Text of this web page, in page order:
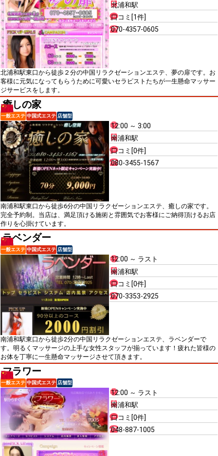
北浦和駅
口コミ[1件]
070-4357-0605
北浦和駅東口から徒歩２分の中国リラクゼーションエステ、夢の扉です。お
客様に元気になってもらうために可愛いセラピストたちが一生懸命マッサー
ジサービスをします。
癒しの家
一般エステ 中国式エステ 店舗型
12:00 ～ 3:00
南浦和駅
口コミ[0件]
080-3455-1567
南浦和駅東口から徒歩6分の中国リラクゼーションエステ、癒しの家です。
完全予約制。当店は、満足頂ける施術と雰囲気でお客様にご納得頂けるお店
作りを心掛けています。
ラベンダー
一般エステ 中国式エステ 店舗型
12:00 ～ ラスト
南浦和駅
口コミ[0件]
070-3353-2925
南浦和駅東口から徒歩2分の中国リラクゼーションエステ、ラベンダーで
す。明るくマッサージの上手な女性スタッフが揃っています！疲れた皆様の
お体を丁寧に一生懸命マッサージさせて頂きます。
フラワー
一般エステ 中国式エステ 店舗型
12:00 ～ ラスト
南浦和駅
口コミ[0件]
048-887-1005